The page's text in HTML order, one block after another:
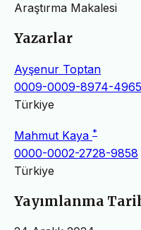
Araştırma Makalesi
Yazarlar
Ayşenur Toptan
0009-0009-8974-4965
Türkiye
Mahmut Kaya *
0000-0002-2728-9858
Türkiye
Yayımlanma